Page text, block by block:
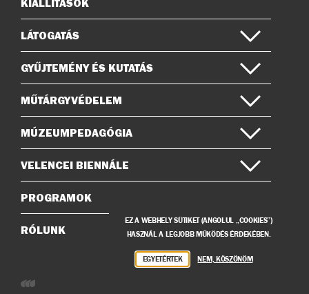
Oldaltérkép
LÁTOGATÁS
GYŰJTEMÉNY ÉS KUTATÁS
MŰTÁRGYVÉDELEM
MÚZEUMPEDAGÓGIA
VELENCEI BIENNÁLE
PROGRAMOK
RÓLUNK
Weboldalunkat
EZ A WEBHELY SÜTIKET (ANGOLUL „COOKIES”)
HASZNÁL A LEGJOBB MŰKÖDÉS ÉRDEKÉBEN.
EGYETÉRTEK NEM, KÖSZÖNÖM